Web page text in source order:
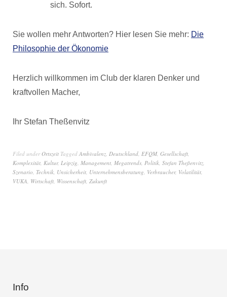
sich. Sofort.
Sie wollen mehr Antworten? Hier lesen Sie mehr: Die
Philosophie der Ökonomie
Herzlich willkommen im Club der klaren Denker und
kraftvollen Macher,
Ihr Stefan Theßenvitz
Filed underOrtszeit Tagged Ambivalenz, Deutschland, EFQM, Gesellschaft,
Komplexität, Kultur, Leipzig, Management, Megatrends, Politik, Stefan Theßenvitz,
Szenario, Technik, Unsicherheit, Unternehmensberatung, Verbraucher, Volatilität,
VUKA, Wirtschaft, Wissenschaft, Zukunft
Info